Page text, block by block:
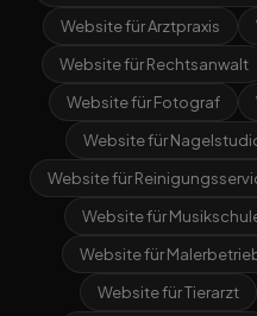
Website für Arztpraxis
Website für Rechtsanwalt
Website für Fotograf
Website für
Website für
Website für
Website für
Website für Tierarzt